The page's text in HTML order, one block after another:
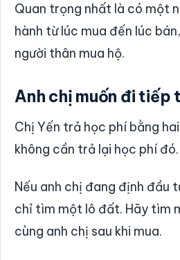
Quan trọng nhất là có một
hành từ lúc mua đến lúc
người thân mua hộ.
Anh chị muốn đi tiếp
Chị Yến trả học phí bằng
không cần trả lại học phí đó.
Nếu anh chị đang định đầu
chỉ tìm một lô đất. Hãy tìm
cùng anh chị sau khi mua.